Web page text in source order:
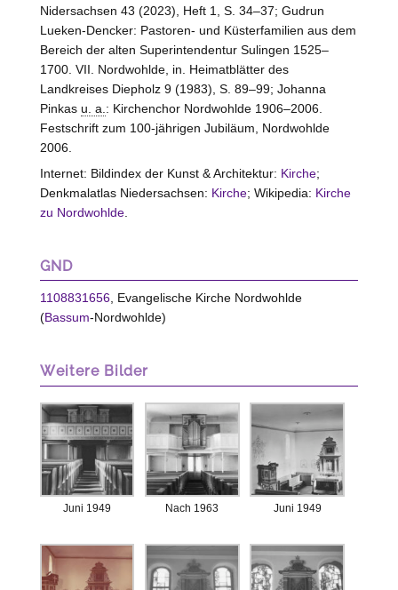
Nidersachsen 43 (2023), Heft 1, S. 34–37; Gudrun
Lueken-Dencker: Pastoren- und Küsterfamilien aus dem
Bereich der alten Superintendentur Sulingen 1525–
1700. VII. Nordwohlde, in. Heimatblätter des
Landkreises Diepholz 9 (1983), S. 89–99; Johanna
Pinkas u. a. : Kirchenchor Nordwohlde 1906–2006.
Festschrift zum 100-jährigen Jubiläum, Nordwohlde
2006.
Internet: Bildindex der Kunst & Architektur: Kirche;
Denkmalatlas Niedersachsen: Kirche; Wikipedia: Kirche
zu Nordwohlde.
GND
1108831656, Evangelische Kirche Nordwohlde
(Bassum-Nordwohlde)
Weitere Bilder
Juni 1949 Nach 1963 Juni 1949